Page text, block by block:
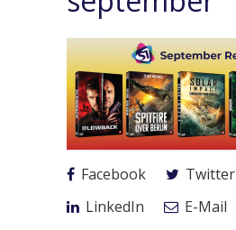
Facebook
Twitter
LinkedIn
E-Mail